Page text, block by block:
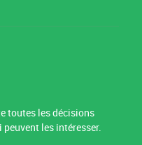
toutes les décisions
peuvent les intéresser.